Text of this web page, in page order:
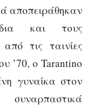
αποπειράθηκαν
και τους
τις ταινίες
’70, ο Tarantino
γυναίκα στον